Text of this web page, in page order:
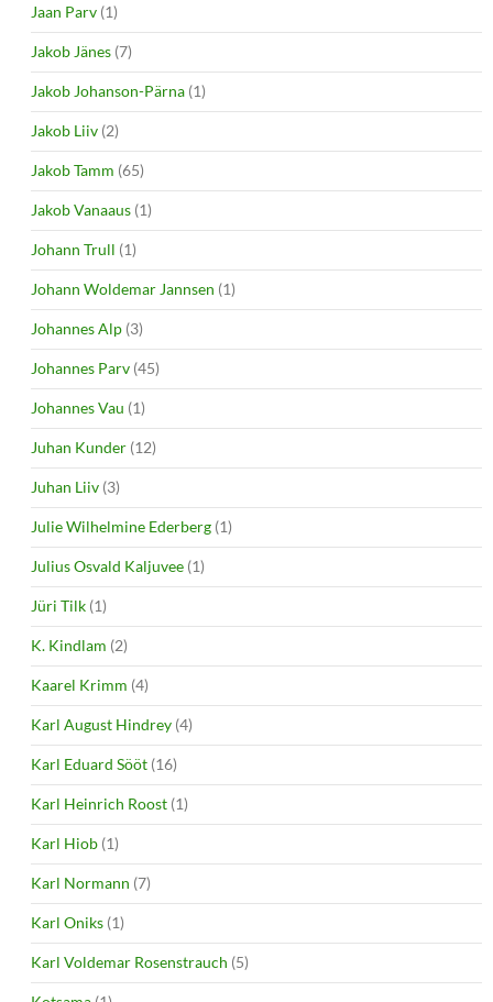
Jaan Parv (1)
Jakob Jänes (7)
Jakob Johanson-Pärna (1)
Jakob Liiv (2)
Jakob Tamm (65)
Jakob Vanaaus (1)
Johann Trull (1)
Johann Woldemar Jannsen (1)
Johannes Alp (3)
Johannes Parv (45)
Johannes Vau (1)
Juhan Kunder (12)
Juhan Liiv (3)
Julie Wilhelmine Ederberg (1)
Julius Osvald Kaljuvee (1)
Jüri Tilk (1)
K. Kindlam (2)
Kaarel Krimm (4)
Karl August Hindrey (4)
Karl Eduard Sööt (16)
Karl Heinrich Roost (1)
Karl Hiob (1)
Karl Normann (7)
Karl Oniks (1)
Karl Voldemar Rosenstrauch (5)